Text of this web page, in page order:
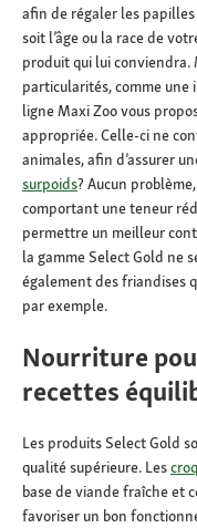
afin de régaler les
soit l’âge ou la race de
produit qui lui
particularités, comme
ligne Maxi Zoo vous
appropriée. Celle-ci ne
animales, afin d’assurer
surpoids? Aucun
comportant une teneur
permettre un meilleur
la gamme Select Gold ne
également des friandises
par exemple.
Nourriture
recettes
Les produits Select Gold
qualité supérieure. Les
base de viande fraîche et
favoriser un bon